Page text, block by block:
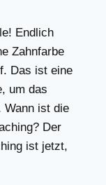
Endlich
Zahnfarbe
Das ist eine
um das
Wann ist die
Der
ist jetzt,